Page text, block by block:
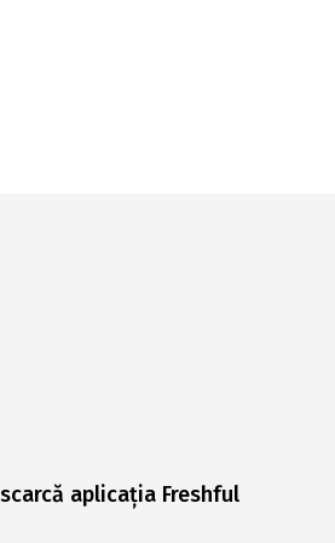
aplicația Freshful